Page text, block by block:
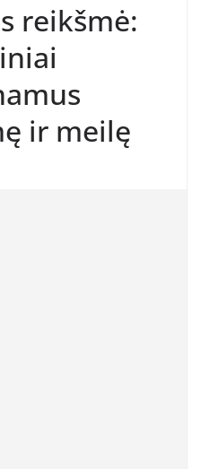
reikšmė:
ir meilę